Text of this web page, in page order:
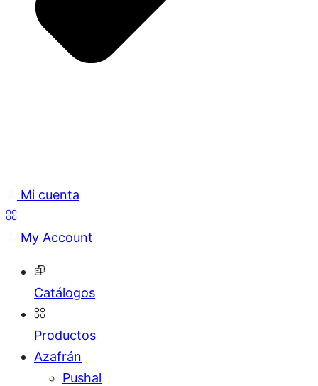
Mi cuenta
My Account
Catálogos
Productos
Azafrán
Pushal